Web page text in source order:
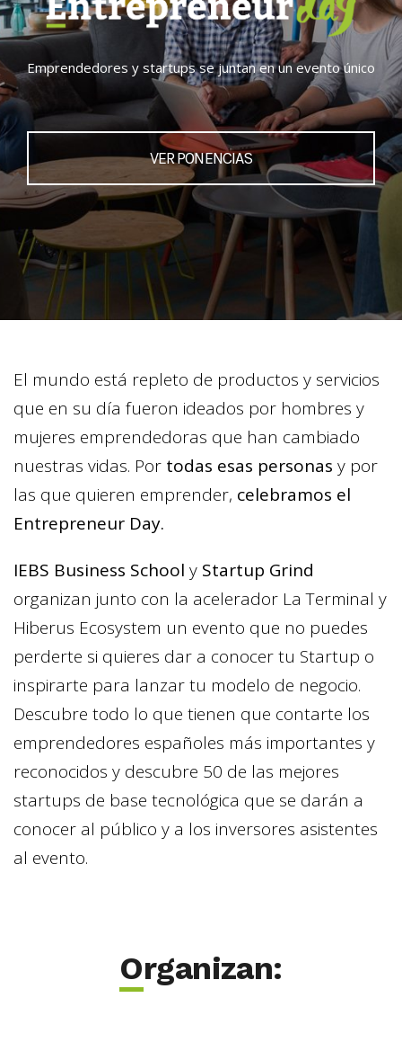
Emprendedores y startups se juntan en un evento único
VER PONENCIAS
El mundo está repleto de productos y servicios
que en su día fueron ideados por hombres y
mujeres emprendedoras que han cambiado
nuestras vidas. Por todas esas personas y por
las que quieren emprender, celebramos el
Entrepreneur Day.
IEBS Business School y Startup Grind
organizan junto con la acelerador La Terminal y
Hiberus Ecosystem un evento que no puedes
perderte si quieres dar a conocer tu Startup o
inspirarte para lanzar tu modelo de negocio.
Descubre todo lo que tienen que contarte los
emprendedores españoles más importantes y
reconocidos y descubre 50 de las mejores
startups de base tecnológica que se darán a
conocer al público y a los inversores asistentes
al evento.
Organizan: